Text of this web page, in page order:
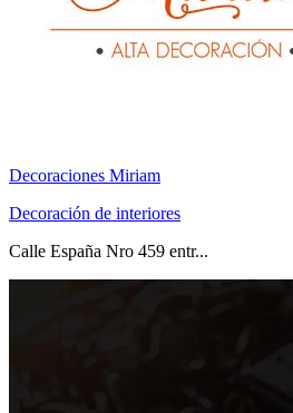
Decoraciones Miriam
Decoración de interiores
Calle España Nro 459 entr...